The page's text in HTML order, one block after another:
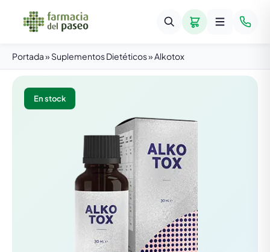
Portada» Suplementos Dietéticos»Alkotox
En stock